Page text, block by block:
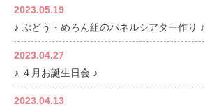
2023.05.19
♪ ぶどう・めろん組のパネルシアター作り ♪
2023.04.27
♪ ４月お誕生日会 ♪
2023.04.13